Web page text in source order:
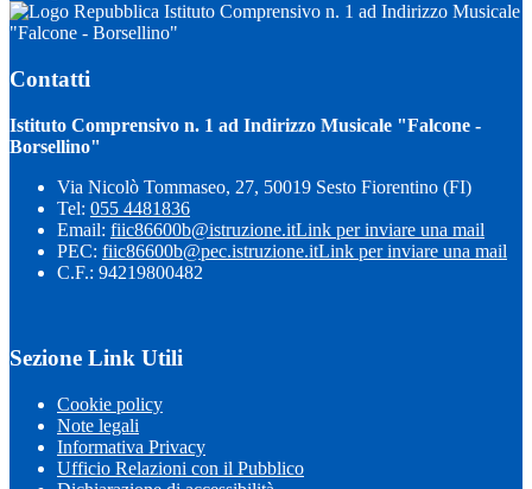
Istituto Comprensivo n. 1 ad Indirizzo Musicale
"Falcone - Borsellino"
Contatti
Istituto Comprensivo n. 1 ad Indirizzo Musicale "Falcone -
Borsellino"
Via Nicolò Tommaseo, 27, 50019 Sesto Fiorentino (FI)
Tel: 055 4481836
Email: fiic86600b@istruzione.itLink per inviare una mail
PEC: fiic86600b@pec.istruzione.itLink per inviare una mail
C.F.: 94219800482
Sezione Link Utili
Cookie policy
Note legali
Informativa Privacy
Ufficio Relazioni con il Pubblico